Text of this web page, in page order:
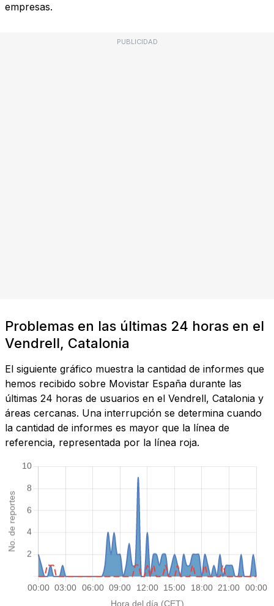
empresas.
PUBLICIDAD
Problemas en las últimas 24 horas en el
Vendrell, Catalonia
El siguiente gráfico muestra la cantidad de informes que
hemos recibido sobre Movistar España durante las
últimas 24 horas de usuarios en el Vendrell, Catalonia y
áreas cercanas. Una interrupción se determina cuando
la cantidad de informes es mayor que la línea de
referencia, representada por la línea roja.